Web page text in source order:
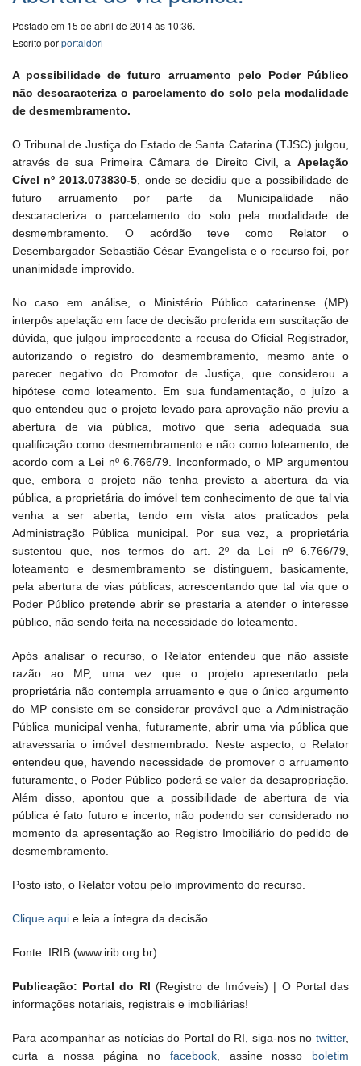
Postado em 15 de abril de 2014 às 10:36.
Escrito porportaldori
A possibilidade de futuro arruamento pelo Poder Público
não descaracteriza o parcelamento do solo pela modalidade
de desmembramento.
O Tribunal de Justiça do Estado de Santa Catarina (TJSC) julgou,
através de sua Primeira Câmara de Direito Civil, a Apelação
Cível nº 2013.073830-5 , onde se decidiu que a possibilidade de
futuro arruamento por parte da Municipalidade não
descaracteriza o parcelamento do solo pela modalidade de
desmembramento. O acórdão teve como Relator o
Desembargador Sebastião César Evangelista e o recurso foi, por
unanimidade improvido.
No caso em análise, o Ministério Público catarinense (MP)
interpôs apelação em face de decisão proferida em suscitação de
dúvida, que julgou improcedente a recusa do Oficial Registrador,
autorizando o registro do desmembramento, mesmo ante o
parecer negativo do Promotor de Justiça, que considerou a
hipótese como loteamento. Em sua fundamentação, o juízo a
quo entendeu que o projeto levado para aprovação não previu a
abertura de via pública, motivo que seria adequada sua
qualificação como desmembramento e não como loteamento, de
acordo com a Lei nº 6.766/79. Inconformado, o MP argumentou
que, embora o projeto não tenha previsto a abertura da via
pública, a proprietária do imóvel tem conhecimento de que tal via
venha a ser aberta, tendo em vista atos praticados pela
Administração Pública municipal. Por sua vez, a proprietária
sustentou que, nos termos do art. 2º da Lei nº 6.766/79,
loteamento e desmembramento se distinguem, basicamente,
pela abertura de vias públicas, acrescentando que tal via que o
Poder Público pretende abrir se prestaria a atender o interesse
público, não sendo feita na necessidade do loteamento.
Após analisar o recurso, o Relator entendeu que não assiste
razão ao MP, uma vez que o projeto apresentado pela
proprietária não contempla arruamento e que o único argumento
do MP consiste em se considerar provável que a Administração
Pública municipal venha, futuramente, abrir uma via pública que
atravessaria o imóvel desmembrado. Neste aspecto, o Relator
entendeu que, havendo necessidade de promover o arruamento
futuramente, o Poder Público poderá se valer da desapropriação.
Além disso, apontou que a possibilidade de abertura de via
pública é fato futuro e incerto, não podendo ser considerado no
momento da apresentação ao Registro Imobiliário do pedido de
desmembramento.
Posto isto, o Relator votou pelo improvimento do recurso.
Clique aqui e leia a íntegra da decisão.
Fonte: IRIB (www.irib.org.br).
Publicação: Portal do RI (Registro de Imóveis) | O Portal das
informações notariais, registrais e imobiliárias!
Para acompanhar as notícias do Portal do RI, siga-nos no twitter,
curta a nossa página no facebook, assine nosso boletim